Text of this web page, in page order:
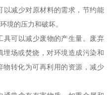
以减少对原材料的需求，节约能
境的压力和破坏。
具可以减少废物的产生量。废弃
场或焚烧，对环境造成污染和
转化为可再利用的资源，减少